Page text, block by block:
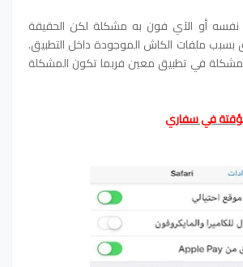
يظن البعض أن iOS نفسه أو الآي فون به مشكلة لكن الحقيقة
بسبب ملفات الكاش الموجودة داخل التطبيق.
في تطبيق معين فربما تكون المشكلة